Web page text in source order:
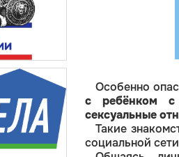
Особенно
с ребёнком с
сексуальные
Такие
социальной